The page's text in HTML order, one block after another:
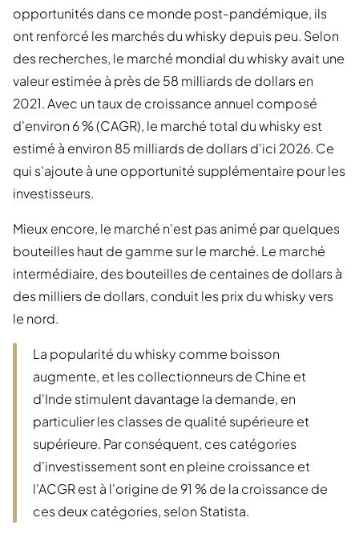
opportunités dans ce monde post-pandémique, ils
ont renforcé les marchés du whisky depuis peu. Selon
des recherches, le marché mondial du whisky avait une
valeur estimée à près de 58 milliards de dollars en
2021. Avec un taux de croissance annuel composé
d'environ 6 % (CAGR), le marché total du whisky est
estimé à environ 85 milliards de dollars d'ici 2026. Ce
qui s'ajoute à une opportunité supplémentaire pour les
investisseurs.
Mieux encore, le marché n'est pas animé par quelques
bouteilles haut de gamme sur le marché. Le marché
intermédiaire, des bouteilles de centaines de dollars à
des milliers de dollars, conduit les prix du whisky vers
le nord.
La popularité du whisky comme boisson
augmente, et les collectionneurs de Chine et
d'Inde stimulent davantage la demande, en
particulier les classes de qualité supérieure et
supérieure. Par conséquent, ces catégories
d'investissement sont en pleine croissance et
l'ACGR est à l'origine de 91 % de la croissance de
ces deux catégories, selon Statista.